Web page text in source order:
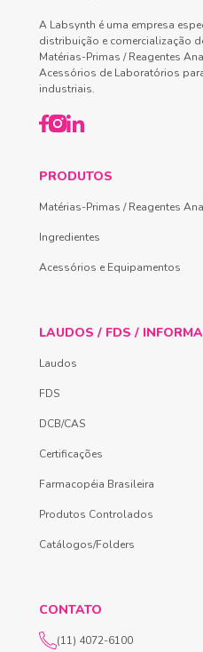
A Labsynth é uma empresa
distribuição e comercialização
Matérias-Primas / Reagentes
Acessórios de Laboratórios
industriais.
PRODUTOS
Matérias-Primas / Reagentes
Ingredientes
Acessórios e Equipamentos
LAUDOS / FDS /
Laudos
FDS
DCB/CAS
Certificações
Farmacopéia Brasileira
Produtos Controlados
Catálogos/Folders
CONTATO
(11) 4072-6100